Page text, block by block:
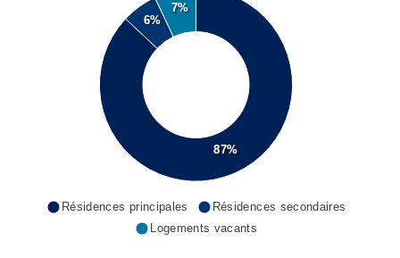
87%
6%
7%
Résidences principales
Résidences secondaires
Logements vacants